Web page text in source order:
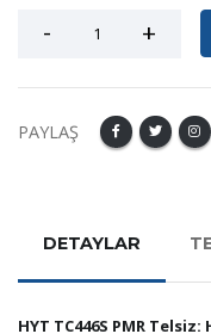
PAYLAŞ
DETAYLAR
HYT TC446S PMR